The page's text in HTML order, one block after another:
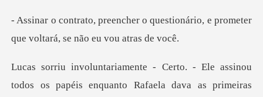
questionário, e prometer
que vol
as primeiras